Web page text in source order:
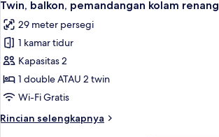
kota
Double
atau
2
Tempat
Tidur
pemandangan
kota
foto
untuk
Kamar
Deluks,
1
Tempat
Tidur
Double
Twin, balkon, pemandangan kolam renang
29 meter persegi
1 kamar tidur
Kapasitas 2
1 double ATAU 2 twin
Wi-Fi Gratis
Rincian selengkapnya
Rincian